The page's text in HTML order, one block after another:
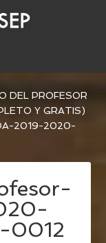
DEL PROFESOR
Y GRATIS)
2019-2020-
0012